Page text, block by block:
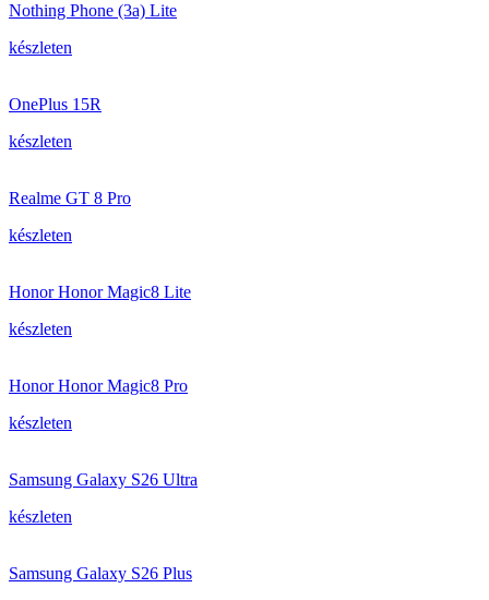
Nothing Phone (3a) Lite
készleten
OnePlus 15R
készleten
Realme GT 8 Pro
készleten
Honor Honor Magic8 Lite
készleten
Honor Honor Magic8 Pro
készleten
Samsung Galaxy S26 Ultra
készleten
Samsung Galaxy S26 Plus